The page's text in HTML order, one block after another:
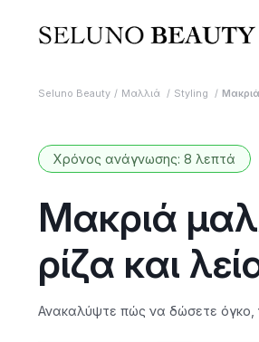
Seluno Beauty Μαλλιά Styling
Χρόνος ανάγνωσης: 8 λεπτά
Μακριά
ρίζα και
Ανακαλύψτε πώς να δώσετε όγκο,